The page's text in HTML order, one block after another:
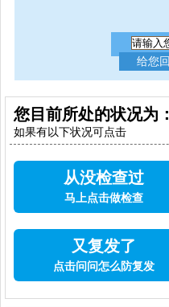
您目前所处的状况为：
如果有以下状况可点击
从没检查过
马上点击做检查
又复发了
点击问问怎么防复发